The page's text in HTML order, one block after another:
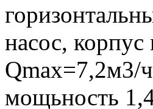
насос,
Qmax=7,2м3/
мощьность